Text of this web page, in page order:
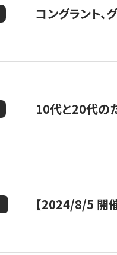
コングラント、
10代と20代の
【2024/8/5